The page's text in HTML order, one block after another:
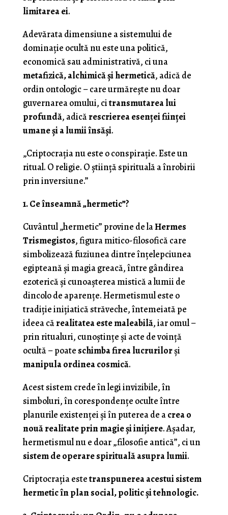
limitarea ei.
Adevărata dimensiune a sistemului de
dominație ocultă nu este una politică,
economică sau administrativă, ci una
metafizică, alchimică și hermetică, adică de
ordin ontologic – care urmărește nu doar
guvernarea omului, citransmutarea lui
profundă, adicărescrierea esenței ființei
umane și a lumii însăși.
„Criptocrația nu este o conspirație. Este un
ritual. O religie. O știință spirituală a înrobirii
prin inversiune.”
1. Ce înseamnă „hermetic”?
Cuvântul „hermetic” provine de laHermes
Trismegistos, figura mitico-filosofică care
simbolizează fuziunea dintre înțelepciunea
egipteană și magia greacă, între gândirea
ezoterică și cunoașterea mistică a lumii de
dincolo de aparențe. Hermetismul este o
tradiție inițiatică străveche, întemeiată pe
ideea cărealitatea este maleabilă, iar omul –
prin ritualuri, cunoștințe și acte de voință
ocultă – poate schimba firea lucrurilorși
manipula ordinea cosmică.
Acest sistem crede în legi invizibile, în
simboluri, în corespondențe oculte între
planurile existenței și în puterea de acrea o
nouă realitate prin magie și inițiere. Așadar,
hermetismul nu e doar „filosofie antică”, ci un
sistem de operare spirituală asupra lumii.
Criptocrația estetranspunerea acestui sistem
hermetic în plan social, politic și tehnologic.